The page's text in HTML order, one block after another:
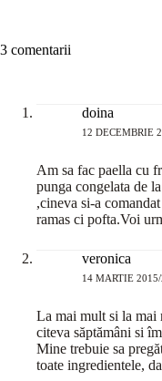
3 comentarii
doina
12 DECEMBRIE
Am sa fac paella cu
punga congelata de
,cineva si-a
ramas ci pofta.Voi
veronica
14 MARTIE 2015/
La mai mult si la mai
citeva săptămâni si
Mine trebuie sa
toate ingredientele,